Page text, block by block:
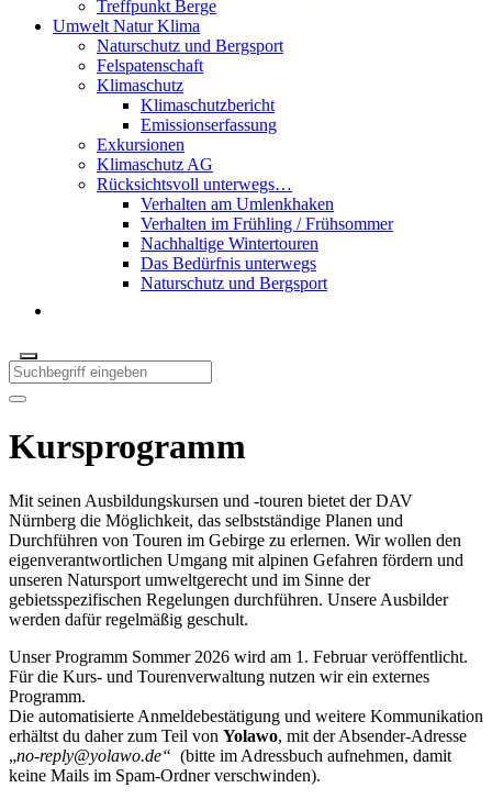
Treffpunkt Berge
Umwelt Natur Klima
Naturschutz und Bergsport
Felspatenschaft
Klimaschutz
Klimaschutzbericht
Emissionserfassung
Exkursionen
Klimaschutz AG
Rücksichtsvoll unterwegs…
Verhalten am Umlenkhaken
Verhalten im Frühling / Frühsommer
Nachhaltige Wintertouren
Das Bedürfnis unterwegs
Naturschutz und Bergsport
Kursprogramm
Mit seinen Ausbildungskursen und -touren bietet der DAV
Nürnberg die Möglichkeit, das selbstständige Planen und
Durchführen von Touren im Gebirge zu erlernen. Wir wollen den
eigenverantwortlichen Umgang mit alpinen Gefahren fördern und
unseren Natursport umweltgerecht und im Sinne der
gebietsspezifischen Regelungen durchführen. Unsere Ausbilder
werden dafür regelmäßig geschult.
Unser Programm Sommer 2026 wird am 1. Februar veröffentlicht.
Für die Kurs- und Tourenverwaltung nutzen wir ein externes
Programm.
Die automatisierte Anmeldebestätigung und weitere Kommunikation
erhältst du daher zum Teil von Yolawo, mit der Absender-Adresse
„no-reply@yolawo.de“ (bitte im Adressbuch aufnehmen, damit
keine Mails im Spam-Ordner verschwinden).